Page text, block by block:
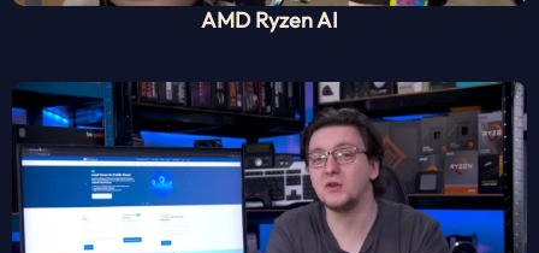
AMD Ryzen AI